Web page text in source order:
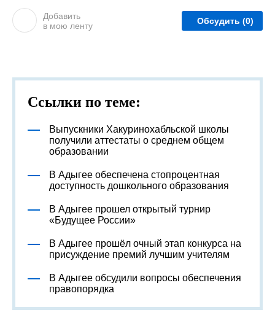
Добавить
в мою ленту
Обсудить (0)
Ссылки по теме:
Выпускники Хакуринохабльской школы
получили аттестаты о среднем общем
образовании
В Адыгее обеспечена стопроцентная
доступность дошкольного образования
В Адыгее прошел открытый турнир
«Будущее России»
В Адыгее прошёл очный этап конкурса на
присуждение премий лучшим учителям
В Адыгее обсудили вопросы обеспечения
правопорядка